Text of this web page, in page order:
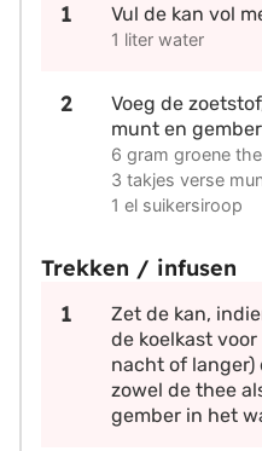
Vul de kan vol
1 liter water
Voeg de
munt en
6 gram groene
3 takjes verse
1 el suikersiroop
Trekken / infusen
Zet de kan,
de koelkast
nacht of langer)
zowel de thee
gember in het